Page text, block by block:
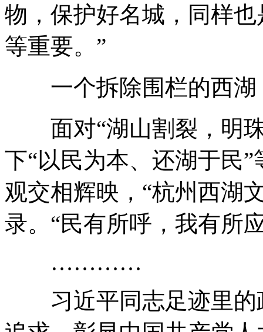
物，保护好名城，同样
等重要。”
一个拆除围栏的西湖
面对“湖山割裂，明珠
下“以民为本、还湖于民
观交相辉映，“杭州西湖
录。“民有所呼，我有所
…………
习近平同志足迹里的